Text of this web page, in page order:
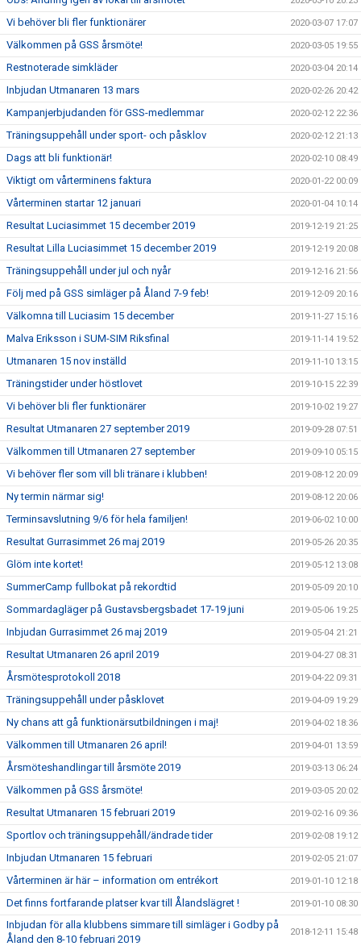
Vi behöver bli fler funktionärer 2020-03-07 17:07
Välkommen på GSS årsmöte! 2020-03-05 19:55
Restnoterade simkläder 2020-03-04 20:14
Inbjudan Utmanaren 13 mars 2020-02-26 20:42
Kampanjerbjudanden för GSS-medlemmar 2020-02-12 22:36
Träningsuppehåll under sport- och påsklov 2020-02-12 21:13
Dags att bli funktionär! 2020-02-10 08:49
Viktigt om vårterminens faktura 2020-01-22 00:09
Vårterminen startar 12 januari 2020-01-04 10:14
Resultat Luciasimmet 15 december 2019 2019-12-19 21:25
Resultat Lilla Luciasimmet 15 december 2019 2019-12-19 20:08
Träningsuppehåll under jul och nyår 2019-12-16 21:56
Följ med på GSS simläger på Åland 7-9 feb! 2019-12-09 20:16
Välkomna till Luciasim 15 december 2019-11-27 15:16
Malva Eriksson i SUM-SIM Riksfinal 2019-11-14 19:52
Utmanaren 15 nov inställd 2019-11-10 13:15
Träningstider under höstlovet 2019-10-15 22:39
Vi behöver bli fler funktionärer 2019-10-02 19:27
Resultat Utmanaren 27 september 2019 2019-09-28 07:51
Välkommen till Utmanaren 27 september 2019-09-10 05:15
Vi behöver fler som vill bli tränare i klubben! 2019-08-12 20:09
Ny termin närmar sig! 2019-08-12 20:06
Terminsavslutning 9/6 för hela familjen! 2019-06-02 10:00
Resultat Gurrasimmet 26 maj 2019 2019-05-26 20:35
Glöm inte kortet! 2019-05-12 13:08
SummerCamp fullbokat på rekordtid 2019-05-09 20:10
Sommardagläger på Gustavsbergsbadet 17-19 juni 2019-05-06 19:25
Inbjudan Gurrasimmet 26 maj 2019 2019-05-04 21:21
Resultat Utmanaren 26 april 2019 2019-04-27 08:31
Årsmötesprotokoll 2018 2019-04-22 09:31
Träningsuppehåll under påsklovet 2019-04-09 19:29
Ny chans att gå funktionärsutbildningen i maj! 2019-04-02 18:36
Välkommen till Utmanaren 26 april! 2019-04-01 13:59
Årsmöteshandlingar till årsmöte 2019 2019-03-13 06:24
Välkommen på GSS årsmöte! 2019-03-05 20:02
Resultat Utmanaren 15 februari 2019 2019-02-16 09:36
Sportlov och träningsuppehåll/ändrade tider 2019-02-08 19:12
Inbjudan Utmanaren 15 februari 2019-02-05 21:07
Vårterminen är här – information om entrékort 2019-01-10 12:18
Det finns fortfarande platser kvar till Ålandslägret ! 2019-01-10 08:30
Inbjudan för alla klubbens simmare till simläger i Godby på
Åland den 8-10 februari 2019
2018-12-11 15:48